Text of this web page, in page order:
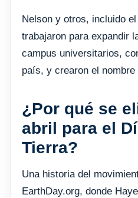
Nelson y otros, incluido
trabajaron para expandir
campus universitarios,
país, y crearon el
¿Por qué se
abril para el
Tierra?
Una historia del
EarthDay.org, donde